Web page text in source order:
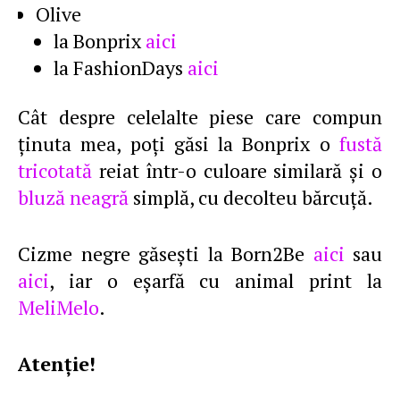
Olive
la Bonprixaici
la FashionDays aici
Cât despre celelalte piese care compun
ţinuta mea, poţi găsi la Bonprix o fustă
tricotată reiat într-o culoare similară şi o
bluză neagră simplă, cu decolteu bărcuţă.
Cizme negre găseşti la Born2Be aici sau
aici, iar o eşarfă cu animal print la
MeliMelo.
Atenţie!